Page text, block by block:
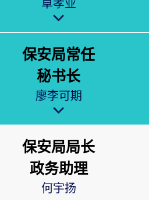
卓孝业
保安局常任
秘书长
廖李可期
保安局局长
政务助理
何宇扬